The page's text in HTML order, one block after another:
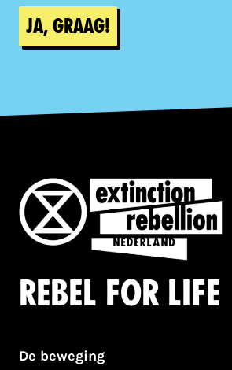
Ja, graag!
Rebel for life
De beweging